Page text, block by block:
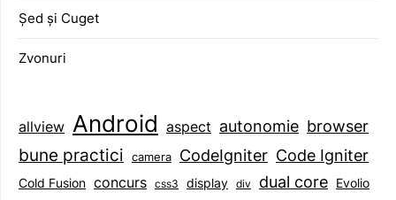
Șed și Cuget
Zvonuri
allview Android aspect autonomie browser
bune practici camera CodeIgniter Code Igniter
Cold Fusion concurs css3 display div dual core Evolio